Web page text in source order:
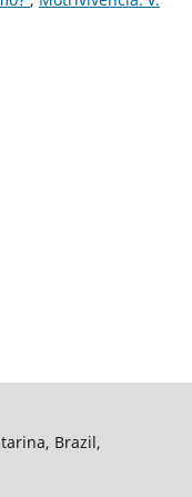
Brazil,